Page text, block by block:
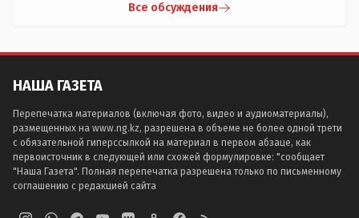
Все обсуждения
НАША ГАЗЕТА
Перепечатка материалов (включая фото, видео и аудиоматериалы),
размещенных на www.ng.kz, разрешена в объеме не более одной трети
с обязательной гиперссылкой на материал в первом абзаце, как
первоисточник в следующей или схожей формулировке: "сообщает
"Наша Газета". Полная перепечатка разрешена только по письменному
соглашению с редакцией сайта